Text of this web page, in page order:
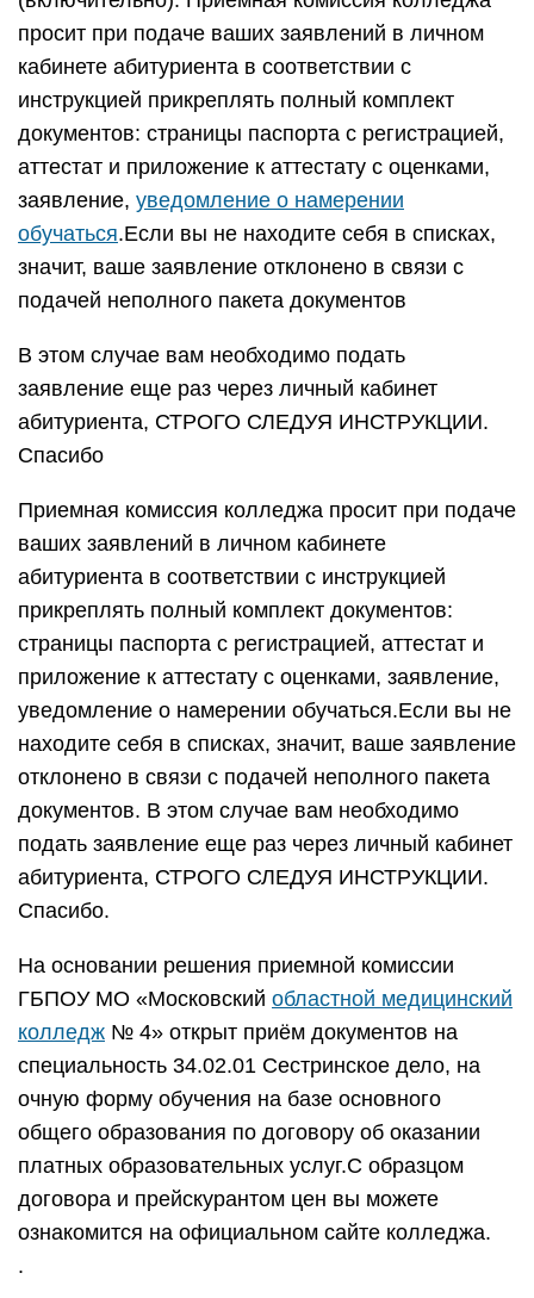
просит при подаче ваших заявлений в личном
кабинете абитуриента в соответствии с
инструкцией прикреплять полный комплект
документов: страницы паспорта с регистрацией,
аттестат и приложение к аттестату с оценками,
заявление, уведомление о намерении
обучаться.Если вы не находите себя в списках,
значит, ваше заявление отклонено в связи с
подачей неполного пакета документов
В этом случае вам необходимо подать
заявление еще раз через личный кабинет
абитуриента, СТРОГО СЛЕДУЯ ИНСТРУКЦИИ.
Спасибо
Приемная комиссия колледжа просит при подаче
ваших заявлений в личном кабинете
абитуриента в соответствии с инструкцией
прикреплять полный комплект документов:
страницы паспорта с регистрацией, аттестат и
приложение к аттестату с оценками, заявление,
уведомление о намерении обучаться.Если вы не
находите себя в списках, значит, ваше заявление
отклонено в связи с подачей неполного пакета
документов. В этом случае вам необходимо
подать заявление еще раз через личный кабинет
абитуриента, СТРОГО СЛЕДУЯ ИНСТРУКЦИИ.
Спасибо.
На основании решения приемной комиссии
ГБПОУ МО «Московский областной медицинский
колледж № 4» открыт приём документов на
специальность 34.02.01 Сестринское дело, на
очную форму обучения на базе основного
общего образования по договору об оказании
платных образовательных услуг.С образцом
договора и прейскурантом цен вы можете
ознакомится на официальном сайте колледжа.
.